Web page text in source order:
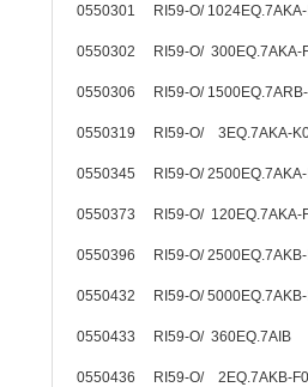
0550301 RI59-O/
0550302 RI59-O/ 300EQ.7AKA-
0550306 RI59-O/
0550319 RI59-O/ 3EQ.7AKA-
0550345 RI59-O/
0550373 RI59-O/ 120EQ.7AKA-
0550396 RI59-O/
0550432 RI59-O/
0550433 RI59-O/ 360EQ.7AIB
0550436 RI59-O/ 2EQ.7AKB-